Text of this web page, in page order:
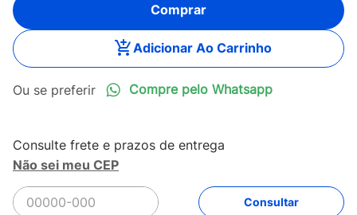
Comprar
Adicionar Ao Carrinho
Compre pelo Whatsapp
Não sei meu CEP